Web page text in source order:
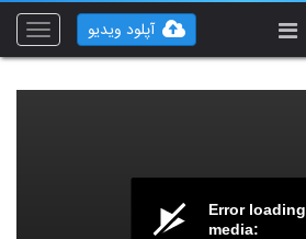
Toggle
آپلود ویدیو
Error loading
media: